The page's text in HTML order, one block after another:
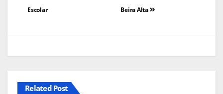
Beira Alta
Escolar
Related Post